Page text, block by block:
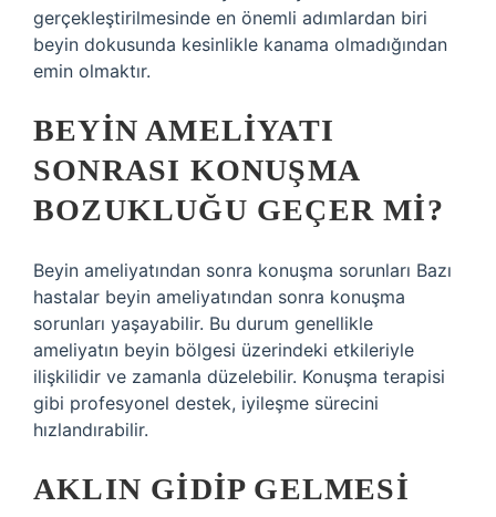
gerçekleştirilmesinde en önemli adımlardan biri
beyin dokusunda kesinlikle kanama olmadığından
emin olmaktır.
BEYIN AMELIYATI
SONRASI KONUŞMA
BOZUKLUĞU GEÇER MI?
Beyin ameliyatından sonra konuşma sorunları Bazı
hastalar beyin ameliyatından sonra konuşma
sorunları yaşayabilir. Bu durum genellikle
ameliyatın beyin bölgesi üzerindeki etkileriyle
ilişkilidir ve zamanla düzelebilir. Konuşma terapisi
gibi profesyonel destek, iyileşme sürecini
hızlandırabilir.
AKLIN GIDIP GELMESI